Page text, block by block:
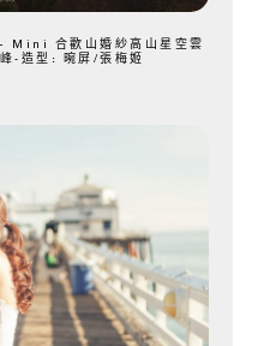
Mini 合歡山婚紗高山星空雲
-造型: 晼屏/張梅姬